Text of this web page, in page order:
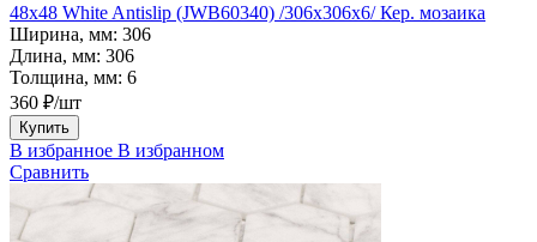
48x48 White Antislip (JWB60340) /306х306х6/ Кер. мозаика
Ширина, мм: 306
Длина, мм: 306
Толщина, мм: 6
360 ₽/шт
Купить
В избранное В избранном
Сравнить